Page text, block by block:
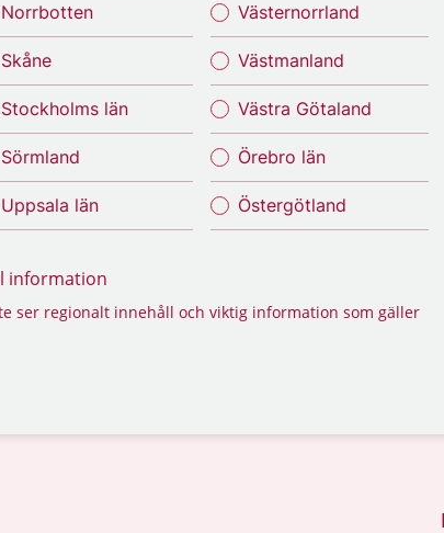
Norrbotten
Skåne
Stockholms län
Sörmland
Uppsala län
Västernorrland
Västmanland
Västra Götaland
Örebro län
Östergötland
information
ser regionalt innehåll och viktig information som gäller